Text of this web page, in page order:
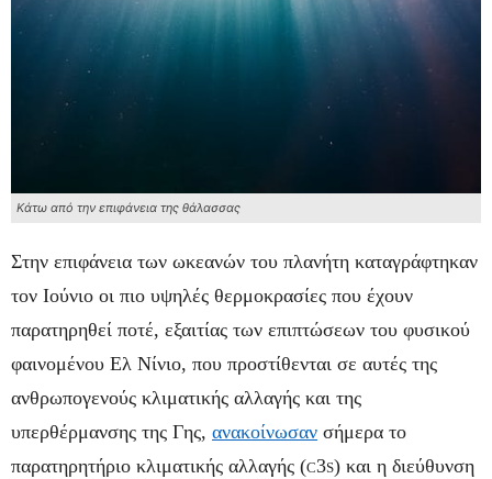
Κάτω από την επιφάνεια της θάλασσας
Στην επιφάνεια των ωκεανών του πλανήτη καταγράφτηκαν
τον Ιούνιο οι πιο υψηλές θερμοκρασίες που έχουν
παρατηρηθεί ποτέ, εξαιτίας των επιπτώσεων του φυσικού
φαινομένου Ελ Νίνιο, που προστίθενται σε αυτές της
ανθρωπογενούς κλιματικής αλλαγής και της
υπερθέρμανσης της Γης, ανακοίνωσαν σήμερα το
παρατηρητήριο κλιματικής αλλαγής (C3S) και η διεύθυνση